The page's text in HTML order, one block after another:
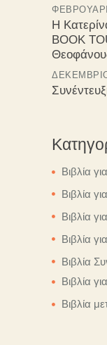
Η
BOOK
Βιβλία
Βιβλία
Βιβλία
Βιβλία
Βιβλία
Βιβλία
Βιβλία